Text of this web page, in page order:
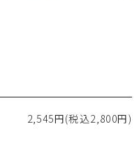
2,545円(税込2,800円)